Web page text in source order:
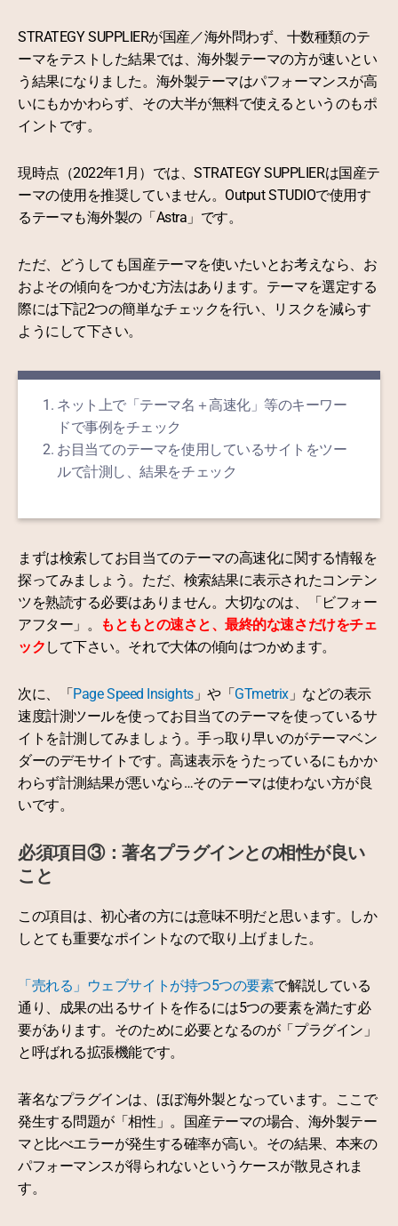
STRATEGY SUPPLIERが国産／海外問わず、十数種類のテ
ーマをテストした結果では、海外製テーマの方が速いとい
う結果になりました。海外製テーマはパフォーマンスが高
いにもかかわらず、その大半が無料で使えるというのもポ
イントです。
現時点（2022年1月）では、STRATEGY SUPPLIERは国産テ
ーマの使用を推奨していません。Output STUDIOで使用す
るテーマも海外製の「Astra」です。
ただ、どうしても国産テーマを使いたいとお考えなら、お
およその傾向をつかむ方法はあります。テーマを選定する
際には下記2つの簡単なチェックを行い、リスクを減らす
ようにして下さい。
ネット上で「テーマ名＋高速化」等のキーワー
ドで事例をチェック
お目当てのテーマを使用しているサイトをツー
ルで計測し、結果をチェック
まずは検索してお目当てのテーマの高速化に関する情報を
探ってみましょう。ただ、検索結果に表示されたコンテン
ツを熟読する必要はありません。大切なのは、「ビフォー
アフター」。
もともとの速さと、最終的な速さだけをチェ
ック して下さい。それで大体の傾向はつかめます。
次に、「Page Speed Insights」や「GTmetrix」などの表示
速度計測ツールを使ってお目当てのテーマを使っているサ
イトを計測してみましょう。手っ取り早いのがテーマベン
ダーのデモサイトです。高速表示をうたっているにもかか
わらず計測結果が悪いなら…そのテーマは使わない方が良
いです。
必須項目③：著名プラグインとの相性が良い
こと
この項目は、初心者の方には意味不明だと思います。しか
しとても重要なポイントなので取り上げました。
「売れる」ウェブサイトが持つ5つの要素で解説している
通り、成果の出るサイトを作るには5つの要素を満たす必
要があります。そのために必要となるのが「プラグイン」
と呼ばれる拡張機能です。
著名なプラグインは、ほぼ海外製となっています。ここで
発生する問題が「相性」。国産テーマの場合、海外製テー
マと比べエラーが発生する確率が高い。その結果、本来の
パフォーマンスが得られないというケースが散見されま
す。